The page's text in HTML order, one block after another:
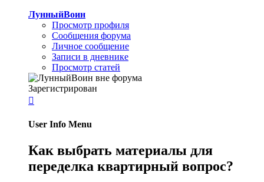
ЛунныйВоин
Просмотр профиля
Сообщения форума
Личное сообщение
Записи в дневнике
Просмотр статей
Зарегистрирован

User Info Menu
Как выбрать материалы для
переделка квартирный вопрос?